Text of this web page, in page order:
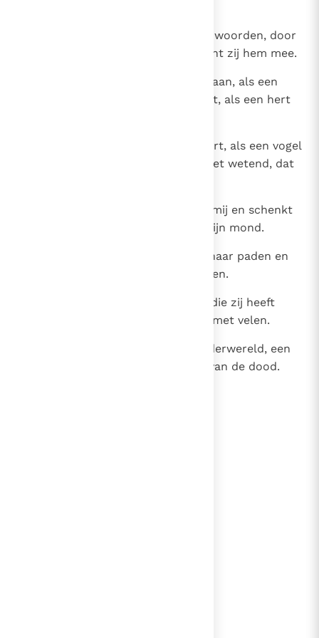
Zij haalt hem over met haar vele woorden, door
de gladheid van haar lippen troont zij hem mee.
Blindelings loopt hij achter haar aan, als een
rund dat naar het slachthuis gaat, als een hert
totdat een pijl zijn lever doorboort, als een vogel
die zich rept naar het klapnet, niet wetend, dat
Welnu, mijn zonen, luistert naar mij en schenkt
aandacht aan de woorden van mijn mond.
Laat uw hart niet afwijken naar haar paden en
begeeft u niet op haar dwaalwegen.
Want talrijk zijn de verslagenen, die zij heeft
geveld, en haar slachtoffers zijn met velen.
Haar huis is een weg naar de onderwereld, een
weg die afdaalt naar de kamers van de dood.